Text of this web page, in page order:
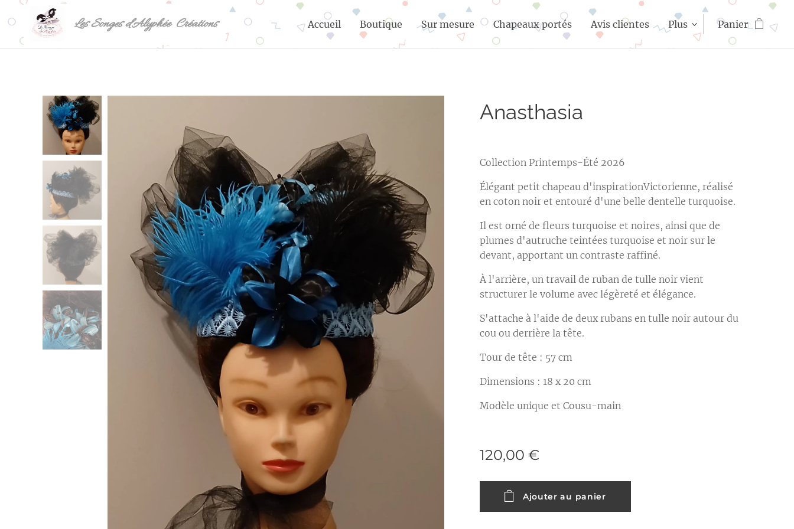
Les Songes d'Alyphée Créations Accueil Boutique Sur mesure Chapeaux portés Avis clientes Plus Panier
Anasthasia
Collection Printemps-Été 2026
Élégant petit chapeau d'inspirationVictorienne, réalisé
en coton noir et entouré d'une belle dentelle turquoise.
Il est orné de fleurs turquoise et noires, ainsi que de
plumes d'autruche teintées turquoise et noir sur le
devant, apportant un contraste raffiné.
À l'arrière, un travail de ruban de tulle noir vient
structurer le volume avec légèreté et élégance.
S'attache à l'aide de deux rubans en tulle noir autour du
cou ou derrière la tête.
Tour de tête : 57 cm
Dimensions : 18 x 20 cm
Modèle unique et Cousu-main
120,00 €
Ajouter au panier